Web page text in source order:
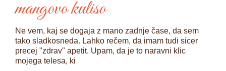
mangovo kuliso
Ne vem, kaj se dogaja z mano zadnje čase, da sem
tako sladkosneda. Lahko rečem, da imam tudi sicer
precej "zdrav" apetit. Upam, da je to naravni klic
mojega telesa, ki